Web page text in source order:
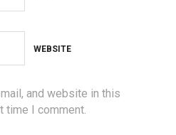
WEBSITE
and website in this
time I comment.